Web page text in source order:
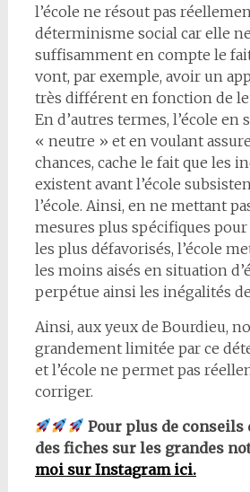
l’école ne résout pas
déterminisme social car elle
suffisamment en compte le
vont, par exemple, avoir un
très différent en fonction de
En d’autres termes, l’école en
« neutre » et en voulant
chances, cache le fait que les
existent avant l’école
l’école. Ainsi, en ne mettant
mesures plus spécifiques pour
les plus défavorisés, l’école
les moins aisés en situation
perpétue ainsi les inégalités
Ainsi, aux yeux de Bourdieu,
grandement limitée par ce
et l’école ne permet pas
corriger.
Pour plus de conseils
des fiches sur les grandes
moi sur Instagram ici.